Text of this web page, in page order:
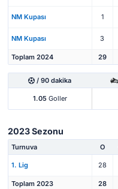
NM Kupası 1
NM Kupası 3
Toplam 2024 29
/ 90 dakika
1.05Goller
2023 Sezonu
Turnuva O
1. Lig 28
Toplam 2023 28